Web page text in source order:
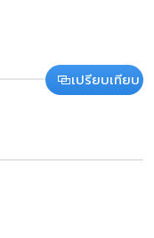
เปรียบเทียบ